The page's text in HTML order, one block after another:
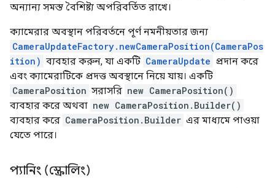
অন্যান্য সমস্ত বৈশিষ্ট্য অপরিবর্তিত রাখে।
ক্যামেরার অবস্থান পরিবর্তনে পূর্ণ নমনীয়তার জন্য
CameraUpdateFactory.newCameraPosition(CameraPos
ition) ব্যবহার করুন, যা একটি CameraUpdate প্রদান করে
এবং ক্যামেরাটিকে প্রদত্ত অবস্থানে নিয়ে যায়। একটি
CameraPosition সরাসরি new CameraPosition()
ব্যবহার করে অথবা new CameraPosition.Builder()
ব্যবহার করে CameraPosition.Builder এর মাধ্যমে পাওয়া
যেতে পারে।
প্যানিং (স্ক্রোলিং)